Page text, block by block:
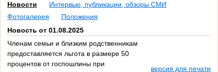
Новости
Интервью, публикации, обзоры СМИ
Фотогалерея
Положения
Новость от 01.08.2025
Членам семьи и близким родственникам
предоставляется льгота в размере 50
процентов от госпошлины при
версия для печати